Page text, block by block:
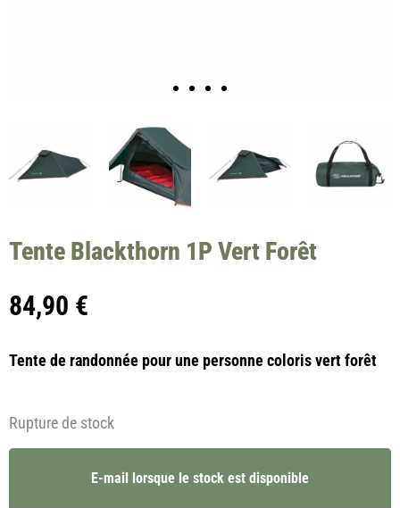
Tente Blackthorn 1P Vert Forêt
84,90 €
Tente de randonnée pour une personne coloris vert forêt
Rupture de stock
E-mail lorsque le stock est disponible